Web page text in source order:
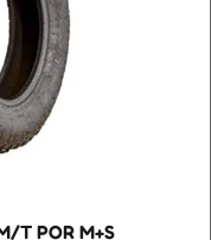
T POR M+S